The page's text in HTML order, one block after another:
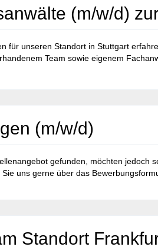
(m/w/d)
für unseren Standort in Stuttgart
Team sowie eigenem
(m/w/d)
gefunden, möchten jedoch
uns gerne über das
Standort